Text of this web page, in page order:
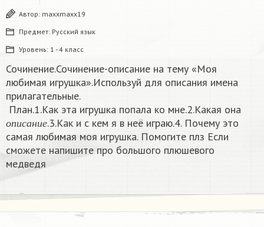
Автор: maxxmaxx19
Предмет: Русский язык
Уровень: 1 - 4 класс
Сочинение.Сочинение-описание на тему «Моя
любимая игрушка».Используй для описания имена
прилагательные.
План.1.Как эта игрушка попала ко мне.2.Какая она
о п и с а н и е
о писание.3.Как и с кем я в неё играю.4. Почему это
самая любимая моя игрушка. Помогите плз Если
сможете напишите про большого плюшевого
медведя